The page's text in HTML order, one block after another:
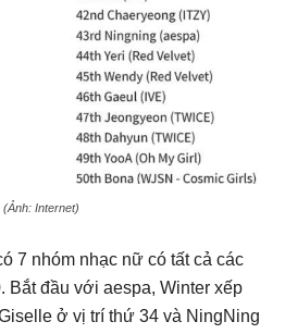
(Ảnh: Internet)
7 nhóm nhạc nữ có tất cả các
Bắt đầu với aespa, Winter xếp
ở vị trí thứ 34 và NingNing